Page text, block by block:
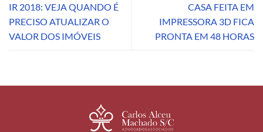
IR 2018: VEJA QUANDO É
PRECISO ATUALIZAR O
VALOR DOS IMÓVEIS
CASA FEITA EM
IMPRESSORA 3D FICA
PRONTA EM 48 HORAS